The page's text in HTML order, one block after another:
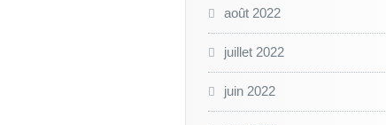
août 2022
juillet 2022
juin 2022